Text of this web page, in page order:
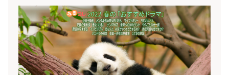
優子要 潤、野間口 徹、佐戸井けん太、笹野高史、萬
田久子、浅野和之原作：『元彼の遺言状』新川帆立
（宝島社）
https://www.fujitv.co.jp/motokare/index.html